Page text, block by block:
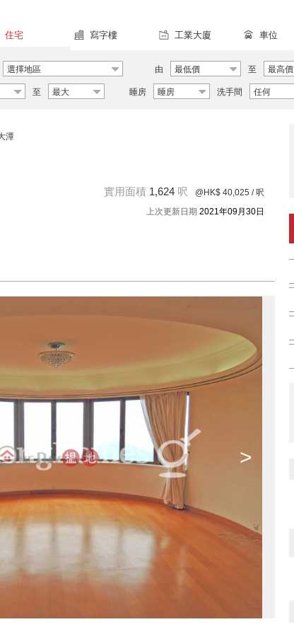
住宅 寫字樓 工業大廈 車位
選擇地區 由 最低價 至 最高價
至 最大 睡房 睡房 洗手間 任何
潭
實用面積 1,624 呎 @HK$ 40,025 / 呎
上次更新日期 2021年09月30日
>